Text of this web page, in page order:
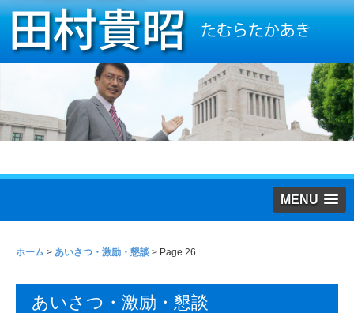
MENU
ホーム > あいさつ・激励・懇談 > Page 26
あいさつ・激励・懇談